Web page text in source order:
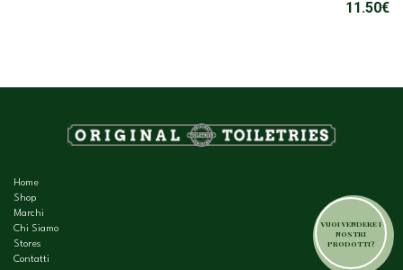
11.50€
VUOI VENDERE I
NOSTRI
PRODOTTI?
Home
Shop
Marchi
Chi Siamo
Stores
Contatti